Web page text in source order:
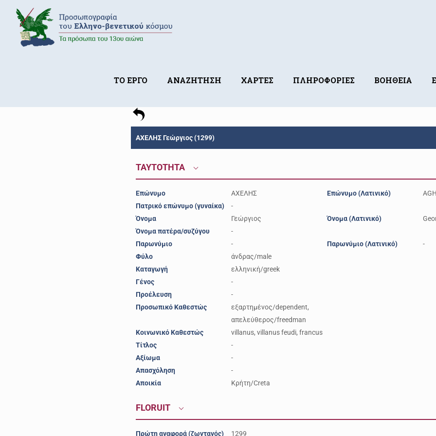
ΤΟ ΕΡΓΟ ΑΝΑΖΗΤΗΣΗ ΧΑΡΤΕΣ ΠΛΗΡΟΦΟΡΙΕΣ ΒΟΗΘΕΙΑ
ΑΧΕΛΗΣ Γεώργιος (1299)
ΤΑΥΤΟΤΗΤΑ
Επώνυμο
ΑΧΕΛΗΣ
Πατρικό επώνυμο (γυναίκα)
-
Όνομα
Γεώργιος
Όνομα πατέρα/συζύγου
-
Παρωνύμιο
-
Φύλο
άνδρας/male
Καταγωγή
ελληνική/greek
Γένος
-
Προέλευση
-
Προσωπικό Καθεστώς
εξαρτημένος/dependent,
απελεύθερος/freedman
Κοινωνικό Καθεστώς
villanus, villanus feudi, francus
Τίτλος
-
Αξίωμα
-
Απασχόληση
-
Αποικία
Κρήτη/Creta
Επώνυμο (Λατινικό)
Όνομα (Λατινικό)
Παρωνύμιο (Λατινικό) -
FLORUIT
Πρώτη αναφορά (ζωντανός)
1299